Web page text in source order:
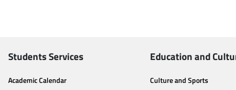
Students Services
Academic Calendar
Education and
Culture and Sports